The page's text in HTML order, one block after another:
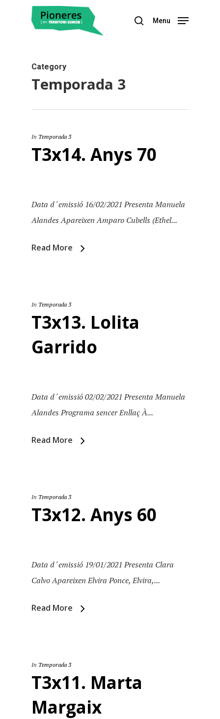
Menu
Category
Temporada 3
In Temporada 3
T3x14. Anys 70
Data d´emissió 16/02/2021 Presenta Manuela
Alandes Apareixen Amparo Cubells (Ethel...
Read More
In Temporada 3
T3x13. Lolita
Garrido
Data d´emissió 02/02/2021 Presenta Manuela
Alandes Programa sencer Enllaç À...
Read More
In Temporada 3
T3x12. Anys 60
Data d´emissió 19/01/2021 Presenta Clara
Calvo Apareixen Elvira Ponce, Elvira,...
Read More
In Temporada 3
T3x11. Marta
Margaix